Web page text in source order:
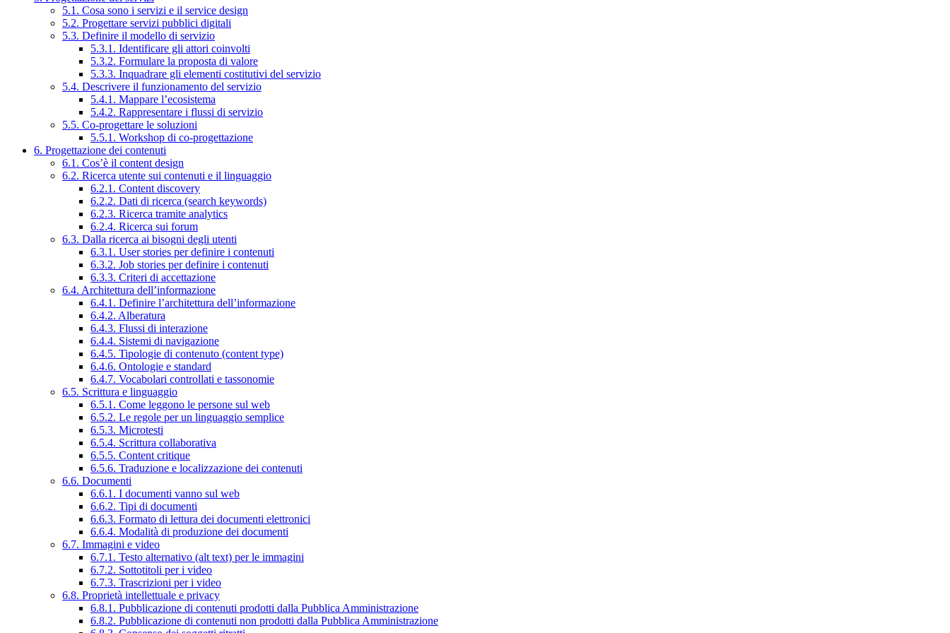
5.1. Cosa sono i servizi e il service design
5.2. Progettare servizi pubblici digitali
5.3. Definire il modello di servizio
5.3.1. Identificare gli attori coinvolti
5.3.2. Formulare la proposta di valore
5.3.3. Inquadrare gli elementi costitutivi del servizio
5.4. Descrivere il funzionamento del servizio
5.4.1. Mappare l’ecosistema
5.4.2. Rappresentare i flussi di servizio
5.5. Co-progettare le soluzioni
5.5.1. Workshop di co-progettazione
6. Progettazione dei contenuti
6.1. Cos’è il content design
6.2. Ricerca utente sui contenuti e il linguaggio
6.2.1. Content discovery
6.2.2. Dati di ricerca (search keywords)
6.2.3. Ricerca tramite analytics
6.2.4. Ricerca sui forum
6.3. Dalla ricerca ai bisogni degli utenti
6.3.1. User stories per definire i contenuti
6.3.2. Job stories per definire i contenuti
6.3.3. Criteri di accettazione
6.4. Architettura dell’informazione
6.4.1. Definire l’architettura dell’informazione
6.4.2. Alberatura
6.4.3. Flussi di interazione
6.4.4. Sistemi di navigazione
6.4.5. Tipologie di contenuto (content type)
6.4.6. Ontologie e standard
6.4.7. Vocabolari controllati e tassonomie
6.5. Scrittura e linguaggio
6.5.1. Come leggono le persone sul web
6.5.2. Le regole per un linguaggio semplice
6.5.3. Microtesti
6.5.4. Scrittura collaborativa
6.5.5. Content critique
6.5.6. Traduzione e localizzazione dei contenuti
6.6. Documenti
6.6.1. I documenti vanno sul web
6.6.2. Tipi di documenti
6.6.3. Formato di lettura dei documenti elettronici
6.6.4. Modalità di produzione dei documenti
6.7. Immagini e video
6.7.1. Testo alternativo (alt text) per le immagini
6.7.2. Sottotitoli per i video
6.7.3. Trascrizioni per i video
6.8. Proprietà intellettuale e privacy
6.8.1. Pubblicazione di contenuti prodotti dalla Pubblica Amministrazione
6.8.2. Pubblicazione di contenuti non prodotti dalla Pubblica Amministrazione